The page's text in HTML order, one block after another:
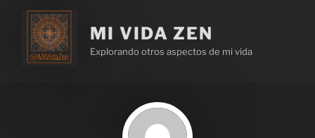
MI VIDA ZEN
Explorando otros aspectos de mi vida